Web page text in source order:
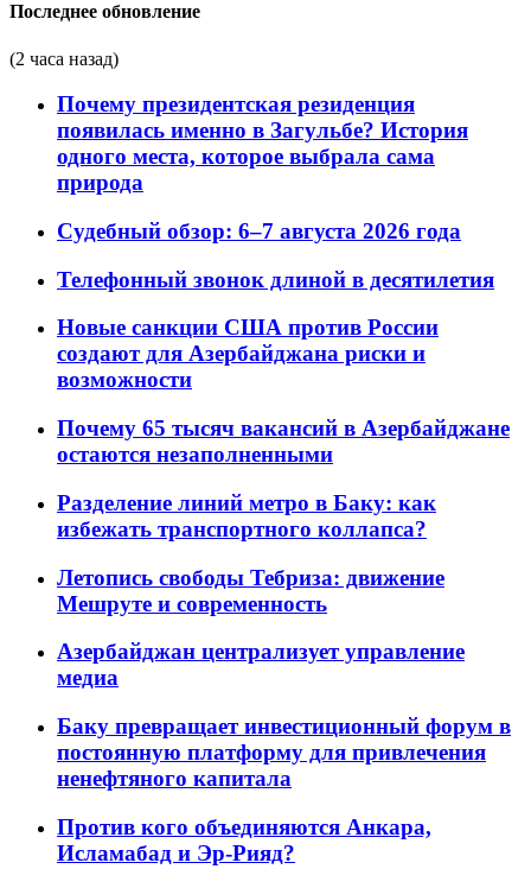
Последнее обновление
(2 часа назад)
Почему президентская резиденция
появилась именно в Загульбе? История
одного места, которое выбрала сама
природа
Судебный обзор: 6–7 августа 2026 года
Телефонный звонок длиной в десятилетия
Новые санкции США против России
создают для Азербайджана риски и
возможности
Почему 65 тысяч вакансий в Азербайджане
остаются незаполненными
Разделение линий метро в Баку: как
избежать транспортного коллапса?
Летопись свободы Тебриза: движение
Мешруте и современность
Азербайджан централизует управление
медиа
Баку превращает инвестиционный форум в
постоянную платформу для привлечения
ненефтяного капитала
Против кого объединяются Анкара,
Исламабад и Эр-Рияд?